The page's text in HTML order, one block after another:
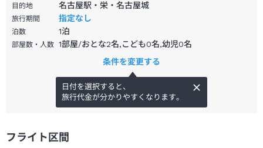
目的地 名古屋駅・栄・名古屋城
旅行期間 指定なし
泊数 1泊
部屋数・人数 1部屋/おとな2名,こども0名,幼児0名
条件を変更する
日付を選択すると、
旅行代金が分かりやすくなります。
フライト区間